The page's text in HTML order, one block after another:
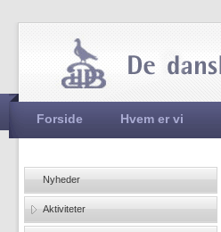
Hovedmenu
Forside Hvem er vi
Nyheder
Aktiviteter